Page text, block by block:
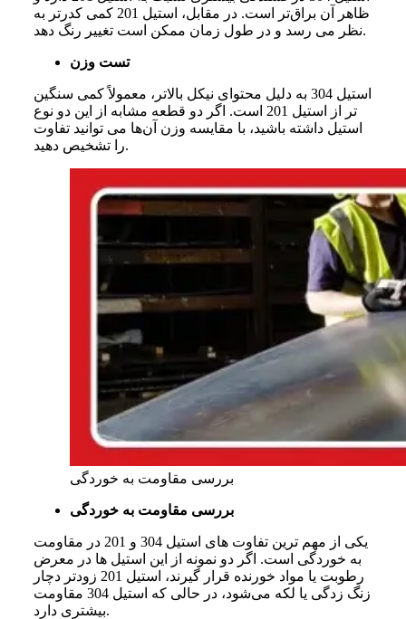
ظاهر
آن براقتر است.در مقابل، استیل کمی کدرتر به
نظر می رسد و در طول زمان ممکن است تغییر رنگ دهد .
تست وزن
استیل 304 به دلیل محتوای نیکل بالاتر، معمولاً کمی سنگین‌
تر
از استیل 201 است. اگر دو قطعه مشابه از این دو نوع
استیل داشته باشید، با مقایسه وزن آن‌ها می‌ توانید تفاوت
را
تشخیص دهید.
بررسی مقاومت به خوردگی
بررسی مقاومت به خوردگی
یکی از مهم ‌ترین تفاوت ‌های استیل 304 و در مقاومت
به خوردگی است. اگر دو نمونه از این استیل ‌ها در معرض
رطوبت یا مواد خورنده قرار گیرند، استیل زودتر دچار
زنگ زدگی یا لکه میشود، در حالی که استیل 304
مقاومت
بیشتری دارد .